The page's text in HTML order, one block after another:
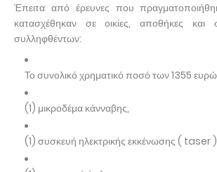
Έπειτα από έρευνες που
κατασχέθηκαν σε οικίες, αποθήκες
συλληφθέντων:
Το συνολικό χρηματικό ποσό των 1355
(1) μικροδέμα κάνναβης,
(1) συσκευή ηλεκτρικής εκκένωσης ( taser